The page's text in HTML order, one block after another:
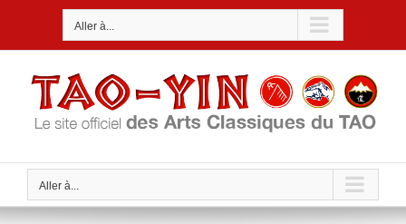
Aller à...
Aller à...